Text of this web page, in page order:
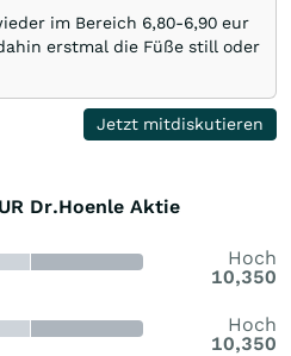
im Bereich 6,80-6,90 eur
erstmal die Füße still oder
Jetzt mitdiskutieren
Dr.Hoenle Aktie
Hoch
10,350
Hoch
10,350